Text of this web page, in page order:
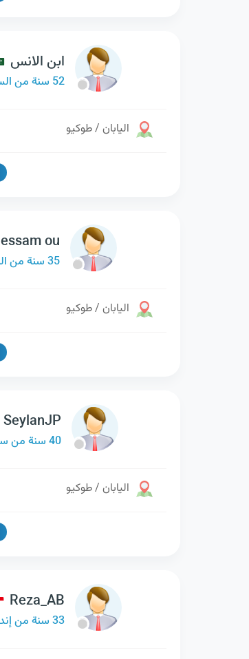
ابن الانس
52 سنة من السعودية
اليابان / طوكيو
essam ou
35 سنة من المغرب
اليابان / طوكيو
SeylanJP
40 سنة من سريلانكا
اليابان / طوكيو
Reza_AB
33 سنة من إندونيسيا